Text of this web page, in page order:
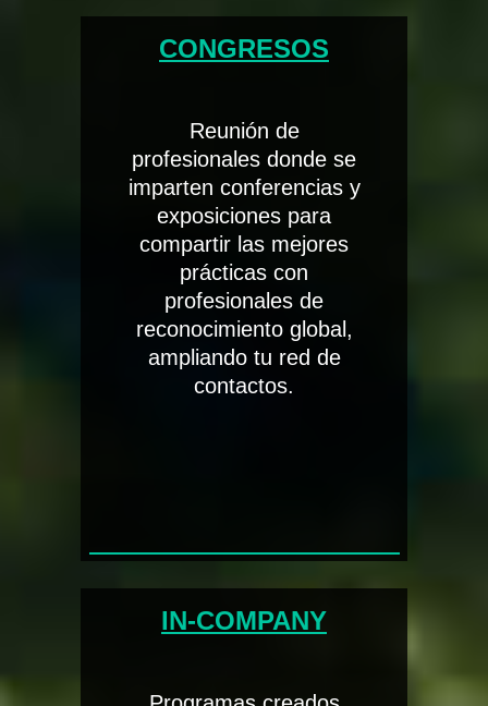
CONGRESOS
Reunión de
profesionales donde se
imparten conferencias y
exposiciones para
compartir las mejores
prácticas con
profesionales de
reconocimiento global,
ampliando tu red de
contactos.
IN-COMPANY